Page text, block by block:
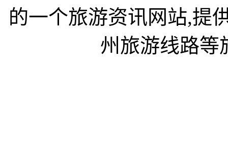
的一个旅游资讯网站,提
州旅游线路等